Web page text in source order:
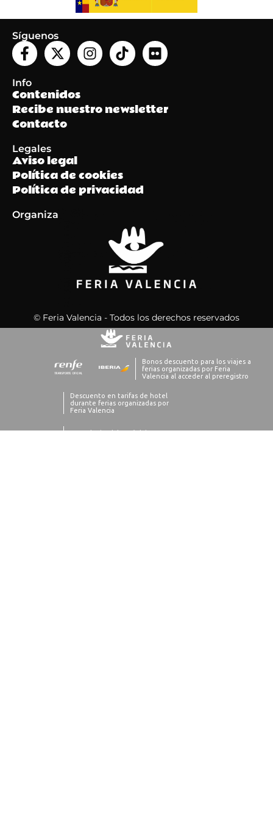
Síguenos
Info
Contenidos
Recibe nuestro newsletter
Contacto
Legales
Aviso legal
Política de cookies
Política de privacidad
Organiza
© Feria Valencia - Todos los derechos reservados